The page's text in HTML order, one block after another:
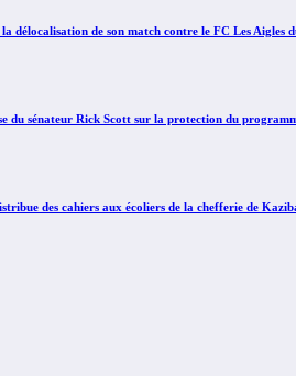
délocalisation de son match contre le FC Les Aigles
du sénateur Rick Scott sur la protection du
des cahiers aux écoliers de la chefferie de